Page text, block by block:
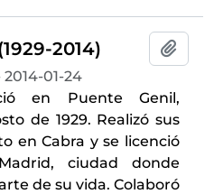
2014)
2014-01-24
en Puente Genil,
de 1929. Realizó sus
en Cabra y se licenció
ciudad donde
de su vida. Colaboró